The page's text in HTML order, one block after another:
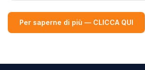
Per saperne di più — CLICCA QUI